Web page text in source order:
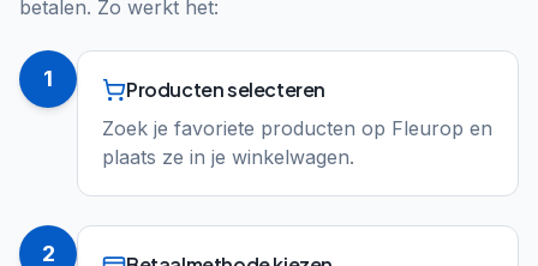
betalen. Zo werkt het:
1 Producten selecteren
Zoek je favoriete producten op Fleurop en
plaats ze in je winkelwagen.
2